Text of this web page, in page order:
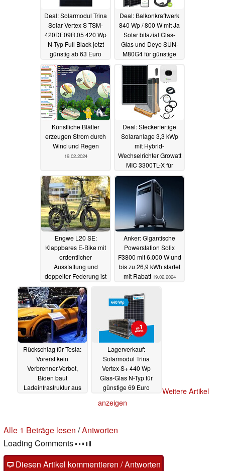
Deal: Solarmodul Trina
Solar Vertex S TSM-
420DE09R.05 420 Wp
N-Typ Full Black jetzt
günstig ab 63 Euro
20.02.2024
Deal: Balkonkraftwerk
840 Wp / 800 W mit Ja
Solar bifazial Glas-
Glas und Deye SUN-
M80G4 für günstige
269 Euro, lokal
19.02.2024
Künstliche Blätter
erzeugen Strom durch
Wind und Regen
19.02.2024
Deal: Steckerfertige
Solaranlage 3,3 kWp
mit Hybrid-
Wechselrichter Growatt
MIC 3300TL-X für
günstige 1.324 Euro
dank 33% Rabatt
19.02.2024
Engwe L20 SE:
Klappbares E-Bike mit
ordentlicher
Ausstattung und
doppelter Federung ist
auf Amazon erhältlich
19.02.2024
Anker: Gigantische
Powerstation Solix
F3800 mit 6.000 W und
bis zu 26,9 kWh startet
mit Rabatt 19.02.2024
Rückschlag für Tesla:
Vorerst kein
Verbrenner-Verbot,
Biden baut
Ladeinfrastruktur aus
Lagerverkauf:
Solarmodul Trina
Vertex S+ 440 Wp
Glas-Glas N-Typ für
günstige 69 Euro
Palettenabnahme,
Weitere Artikel
anzeigen
Alle 1 Beträge lesen /Antworten
Loading Comments
Diesen Artikel kommentieren / Antworten